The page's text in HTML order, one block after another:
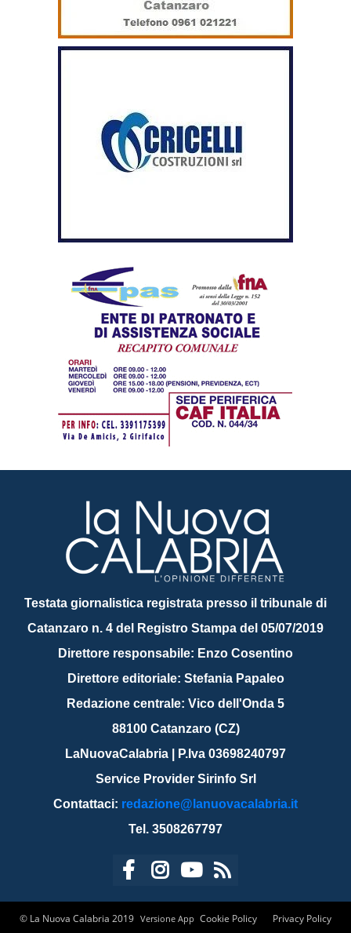
Testata giornalistica registrata presso il tribunale di
Catanzaro n. 4 del Registro Stampa del 05/07/2019
Direttore responsabile: Enzo Cosentino
Direttore editoriale: Stefania Papaleo
Redazione centrale: Vico dell'Onda 5
88100 Catanzaro (CZ)
LaNuovaCalabria | P.Iva 03698240797
Service Provider Sirinfo Srl
Contattaci: redazione@lanuovacalabria.it
Tel. 3508267797
© La Nuova Calabria 2019 Cookie Policy Privacy Policy
Versione App